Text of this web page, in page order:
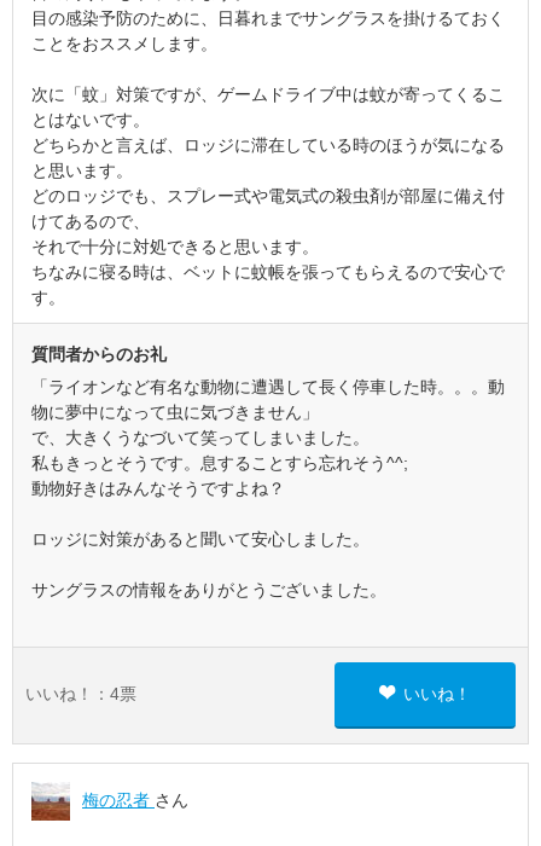
目の感染予防のために、日暮れまでサングラスを掛けるておく
ことをおススメします。
次に「蚊」対策ですが、ゲームドライブ中は蚊が寄ってくるこ
とはないです。
どちらかと言えば、ロッジに滞在している時のほうが気になる
と思います。
どのロッジでも、スプレー式や電気式の殺虫剤が部屋に備え付
けてあるので、
それで十分に対処できると思います。
ちなみに寝る時は、ベットに蚊帳を張ってもらえるので安心で
す。
質問者からのお礼
「ライオンなど有名な動物に遭遇して長く停車した時。。。動
物に夢中になって虫に気づきません」
で、大きくうなづいて笑ってしまいました。
私もきっとそうです。息することすら忘れそう^^;
動物好きはみんなそうですよね？
ロッジに対策があると聞いて安心しました。
サングラスの情報をありがとうございました。
いいね！： 4票 いいね！
梅の忍者 さん